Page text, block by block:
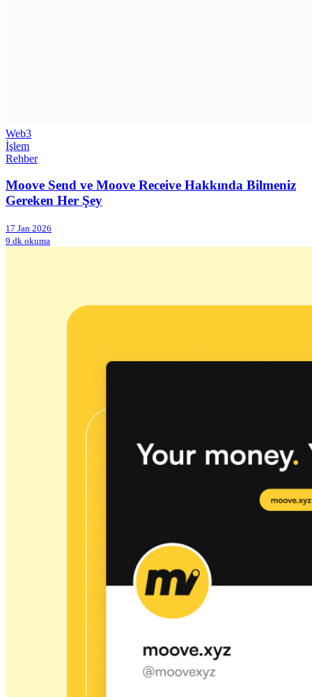
Web3
İşlem
Rehber
Moove Send ve Moove Receive Hakkında Bilmeniz
Gereken Her Şey
17 Jan 2026
9 dk okuma